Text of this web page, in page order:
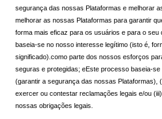
segurança das nossas Plataformas e melhorar
melhorar as nossas Plataformas para garantir
forma mais eficaz para os usuários e para o
baseia-se no nosso interesse legítimo (isto é,
significado).como parte dos nossos esforços
seguras e protegidas; eEste processo baseia-
(garantir a segurança das nossas Plataformas),
exercer ou contestar reclamações legais e/ou
nossas obrigações legais.